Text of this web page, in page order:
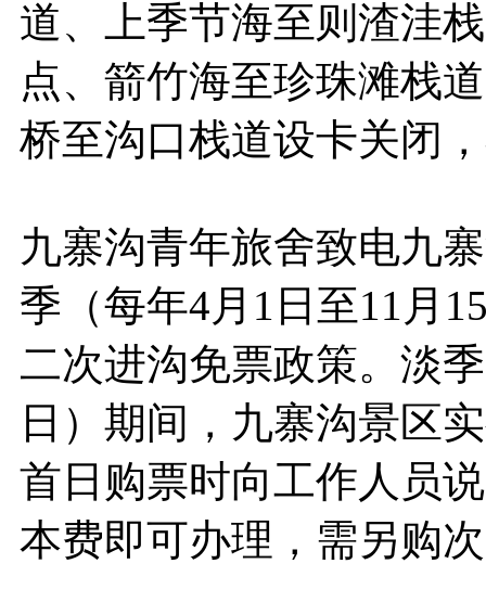
道、上季节海至则渣洼
点、箭竹海至珍珠滩栈
桥至沟口栈道设卡关闭
九寨沟青年旅舍致电九
季（每年4月1日至11月
二次进沟免票政策。淡
日）期间，九寨沟景区
首日购票时向工作人员
本费即可办理，需另购